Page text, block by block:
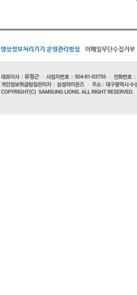
영상정보처리기기 운영관리방침 이메일무단수집거부